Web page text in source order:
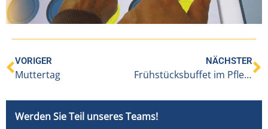
VORIGER
Muttertag
NÄCHSTER
Frühstücksbuffet im Pflegeheim Hittisau
Werden Sie Teil unseres Teams!